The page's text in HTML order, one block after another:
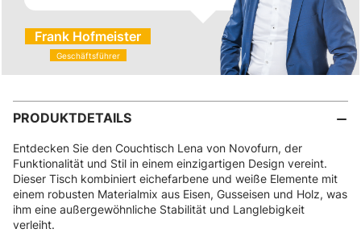
PRODUKTDETAILS
Entdecken Sie den Couchtisch Lena von Novofurn, der
Funktionalität und Stil in einem einzigartigen Design vereint.
Dieser Tisch kombiniert eichefarbene und weiße Elemente mit
einem robusten Materialmix aus Eisen, Gusseisen und Holz, was
ihm eine außergewöhnliche Stabilität und Langlebigkeit
verleiht.
Frank Hofmeister
Geschäftsführer